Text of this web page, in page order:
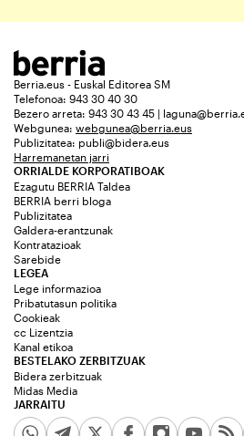
Berria.eus - Euskal Editorea SM
Telefonoa: 943 30 40 30
Bezero arreta: 943 30 43 45 |
Webgunea: webgunea@berria.eus
Publizitatea: publi@bidera.eus
Harremanetan jarri
ORRIALDE KORPORATIBOAK
Ezagutu BERRIA Taldea
BERRIA berri bloga
Publizitatea
Galdera-erantzunak
Kontratazioak
Sarebide
JARRAITU
LEGEA
Lege informazioa
Pribatutasun politika
Cookieak
cc Lizentzia
Kanal etikoa
BESTELAKO ZERBITZUAK
Bidera zerbitzuak
Midas Media